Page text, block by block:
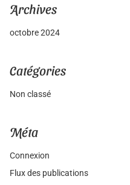
Archives
octobre 2024
Catégories
Non classé
Méta
Connexion
Flux des publications